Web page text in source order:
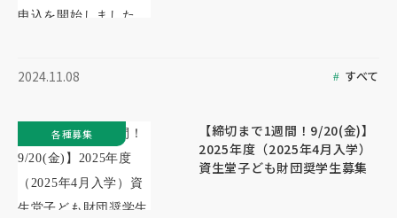
2024.11.08 すべて
【締切まで1週間！9/20(金)】
2025年度（2025年4月入学）
資生堂子ども財団奨学生募集
各種募集